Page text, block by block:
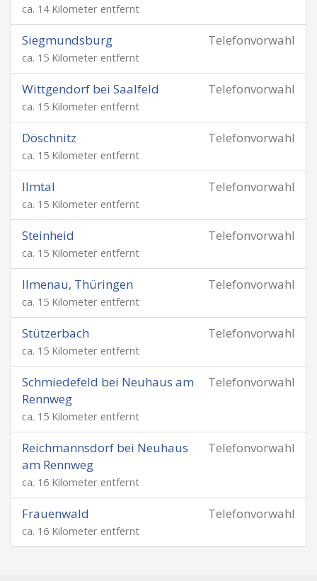
ca. 14 Kilometer entfernt
Telefonvorwahl
Siegmundsburg
ca. 15 Kilometer entfernt
Telefonvorwahl
Wittgendorf bei Saalfeld
ca. 15 Kilometer entfernt
Telefonvorwahl
Döschnitz
ca. 15 Kilometer entfernt
Telefonvorwahl
Ilmtal
ca. 15 Kilometer entfernt
Telefonvorwahl
Steinheid
ca. 15 Kilometer entfernt
Telefonvorwahl
Ilmenau, Thüringen
ca. 15 Kilometer entfernt
Telefonvorwahl
Stützerbach
ca. 15 Kilometer entfernt
Telefonvorwahl
Schmiedefeld bei Neuhaus am
Rennweg
ca. 15 Kilometer entfernt
Telefonvorwahl
Reichmannsdorf bei Neuhaus
am Rennweg
ca. 16 Kilometer entfernt
Telefonvorwahl
Frauenwald
ca. 16 Kilometer entfernt